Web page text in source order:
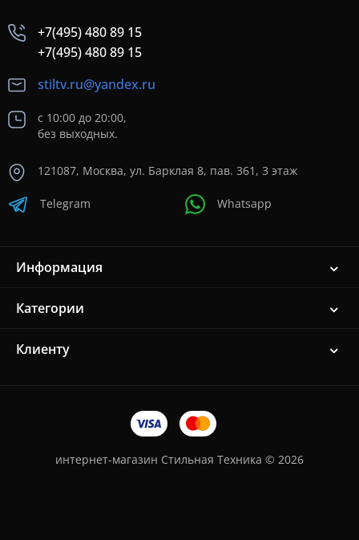
+7(495) 480 89 15
+7(495) 480 89 15
stiltv.ru@yandex.ru
с 10:00 до 20:00,
без выходных.
121087, Москва, ул. Барклая 8, пав. 361, 3 этаж
Telegram Whatsapp
Информация
Категории
Клиенту
интернет-магазин Стильная Техника © 2026